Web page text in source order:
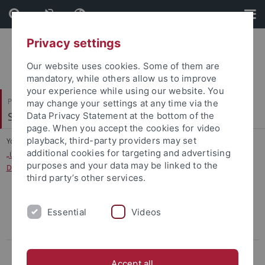
Skip
to
content
Skip
to
footer
Philosophische Fakultät
Slavisches Seminar
You are here: Startseite
...
„Überschneidungen und Abgrenzungen in Raum und Zeit. Der literarische
Diskurs der Prager Moderne(n)“
Between Philosophy, Literature, and History of Ideas: The Women's
Impact in East-Central European Intellectual History in the 20th
Historytelling. Narrating the Past in Contemporary Polish Gonzo
Privacy settings
Our website uses cookies. Some of them are
mandatory, while others allow us to improve
your experience while using our website. You
may change your settings at any time via the
Data Privacy Statement at the bottom of the
page. When you accept the cookies for video
playback, third-party providers may set
additional cookies for targeting and advertising
purposes and your data may be linked to the
third party’s other services.
Essential Videos